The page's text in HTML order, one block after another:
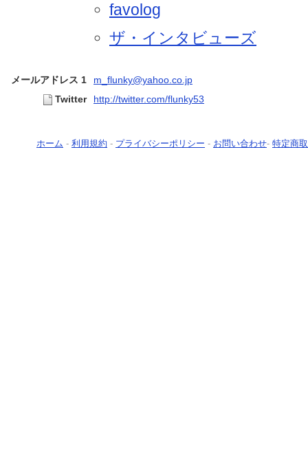
favolog
ザ・インタビューズ
メールアドレス 1
m_flunky@yahoo.co.jp
Twitter
http://twitter.com/flunky53
ホーム - 利用規約 - プライバシーポリシー - お問い合わせ- 特定商